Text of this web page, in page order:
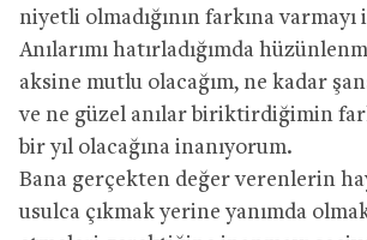
niyetli olmadığının farkına
Anılarımı hatırladığımda
aksine mutlu olacağım, ne kadar
ve ne güzel anılar biriktirdiğimin
bir yıl olacağına inanıyorum.
Bana gerçekten değer verenlerin
usulca çıkmak yerine yanımda